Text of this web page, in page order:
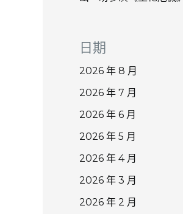
日期
2026 年 8 月
2026 年 7 月
2026 年 6 月
2026 年 5 月
2026 年 4 月
2026 年 3 月
2026 年 2 月